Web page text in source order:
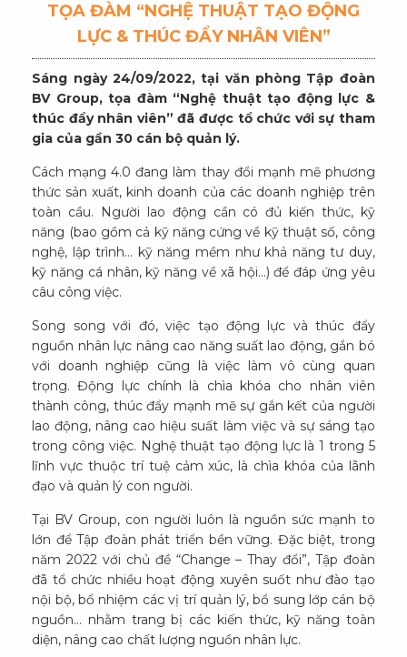
TỌA ĐÀM “NGHỆ THUẬT TẠO ĐỘNG
LỰC & THÚC ĐẨY NHÂN VIÊN”
Sáng ngày 24/09/2022, tại văn phòng Tập đoàn
BV Group, tọa đàm “Nghệ thuật tạo động lực &
thúc đẩy nhân viên” đã được tổ chức với sự tham
gia của gần 30 cán bộ quản lý.
Cách mạng 4.0 đang làm thay đổi mạnh mẽ phương
thức sản xuất, kinh doanh của các doanh nghiệp trên
toàn cầu. Người lao động cần có đủ kiến thức, kỹ
năng (bao gồm cả kỹ năng cứng về kỹ thuật số, công
nghệ, lập trình… kỹ năng mềm như khả năng tư duy,
kỹ năng cá nhân, kỹ năng về xã hội…) để đáp ứng yêu
câu công việc.
Song song với đó, việc tạo động lực và thúc đẩy
nguồn nhân lực nâng cao năng suất lao động, gắn bó
với doanh nghiệp cũng là việc làm vô cùng quan
trọng. Động lực chính là chìa khóa cho nhân viên
thành công, thúc đẩy mạnh mẽ sự gắn kết của người
lao động, nâng cao hiệu suất làm việc và sự sáng tạo
trong công việc. Nghệ thuật tạo động lực là 1 trong 5
lĩnh vực thuộc trí tuệ cảm xúc, là chìa khóa của lãnh
đạo và quản lý con người.
Tại BV Group, con người luôn là nguồn sức mạnh to
lớn để Tập đoàn phát triển bền vững. Đặc biệt, trong
năm 2022 với chủ đề “Change – Thay đổi”, Tập đoàn
đã tổ chức nhiều hoạt động xuyên suốt như đào tạo
nội bộ, bổ nhiệm các vị trí quản lý, bổ sung lớp cán bộ
nguồn… nhằm trang bị các kiến thức, kỹ năng toàn
diện, nâng cao chất lượng nguồn nhân lực.